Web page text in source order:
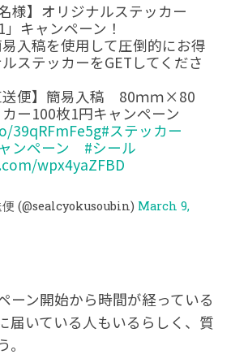
様】オリジナルステッカー
キャンペーン！
入稿を使用して圧倒的にお得
ステッカーをGETしてくださ
送便】簡易入稿 80ｍｍ×80
ー100枚1円キャンペーン
39qRFmFe5g#ステッカー
ンペーン
#シール
wpx4yaZFBD
(@sealcyokusoubin) March 9,
ーン開始から時間が経っている
届いている人もいるらしく、質